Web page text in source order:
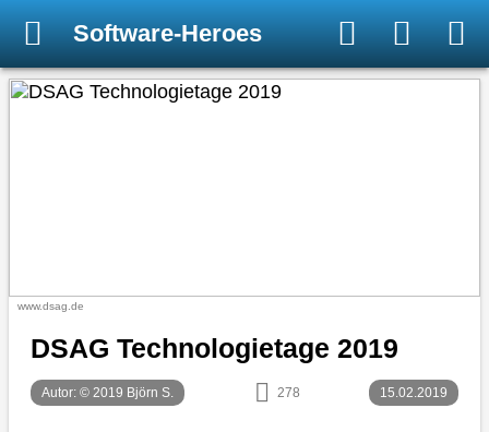
Software-Heroes
www.dsag.de
DSAG Technologietage 2019
Autor: © 2019 Björn S. 278 15.02.2019